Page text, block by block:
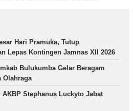
Hari Pramuka, Tutup
Lepas Kontingen Jamnas XII 2026
Bulukumba Gelar Beragam
Olahraga
AKBP Stephanus Luckyto Jabat